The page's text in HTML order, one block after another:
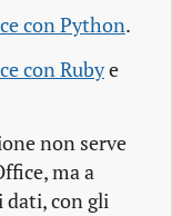
con Python.
con Rubye
non serve
ma a
dati, con gli